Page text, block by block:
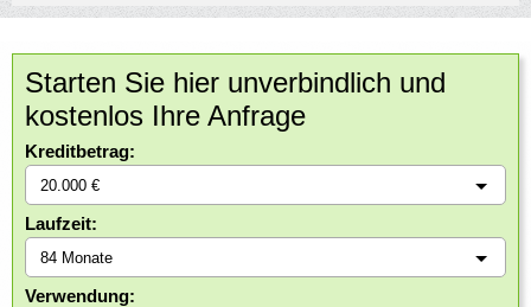
Starten Sie hier unverbindlich und
kostenlos Ihre Anfrage
Kreditbetrag:
Laufzeit:
Verwendung: